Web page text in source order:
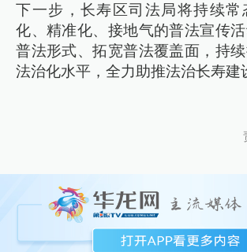
下一步，长寿区司法局将持续常
化、精准化、接地气的普法宣传
普法形式、拓宽普法覆盖面，持
法治化水平，全力助推法治长寿建